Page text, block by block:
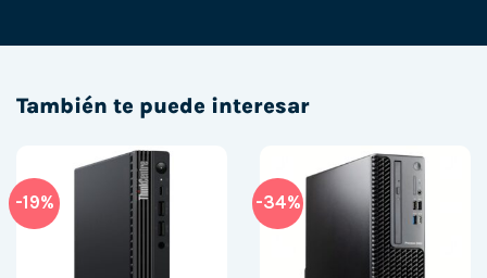
También te puede interesar
-19% -34%